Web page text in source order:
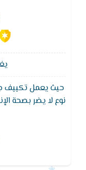
حيث يعمل تكييف
نوع لا يضر بصحة